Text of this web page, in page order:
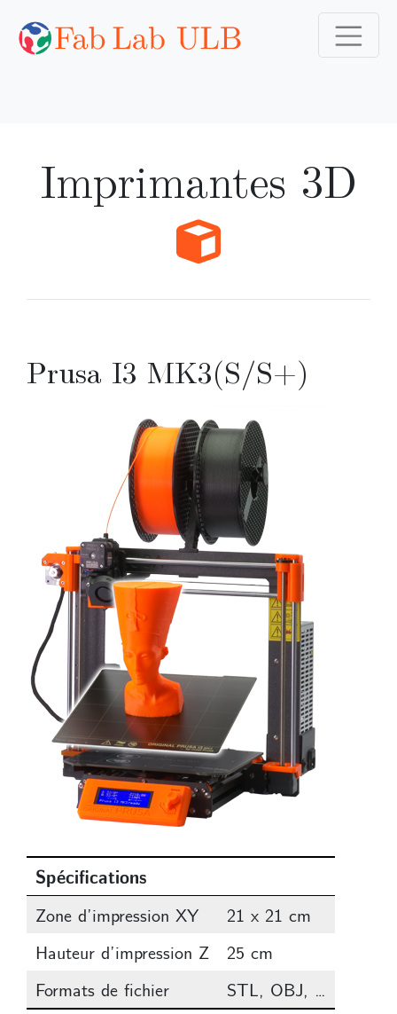
Imprimantes 3D
Prusa I3 MK3(S/S+)
Spécifications
Zone d’impression XY
21 x 21 cm
Hauteur d’impression Z
25 cm
Formats de fichier
STL, OBJ, …